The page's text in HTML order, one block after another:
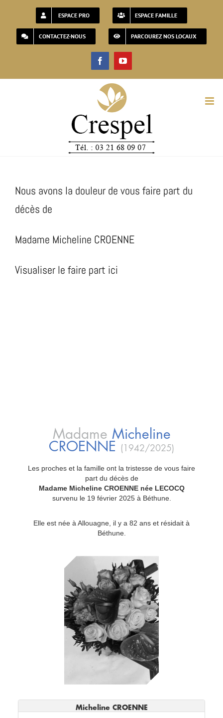
contenu
ESPACE PRO ESPACE FAMILLE
CONTACTEZ-NOUS PARCOUREZ NOS LOCAUX
FacebookYouTube
Nous avons la douleur de vous faire part du
décès de
Madame Micheline CROENNE
Visualiser le faire part ici